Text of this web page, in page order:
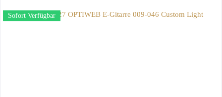
Sofort Verfügbar